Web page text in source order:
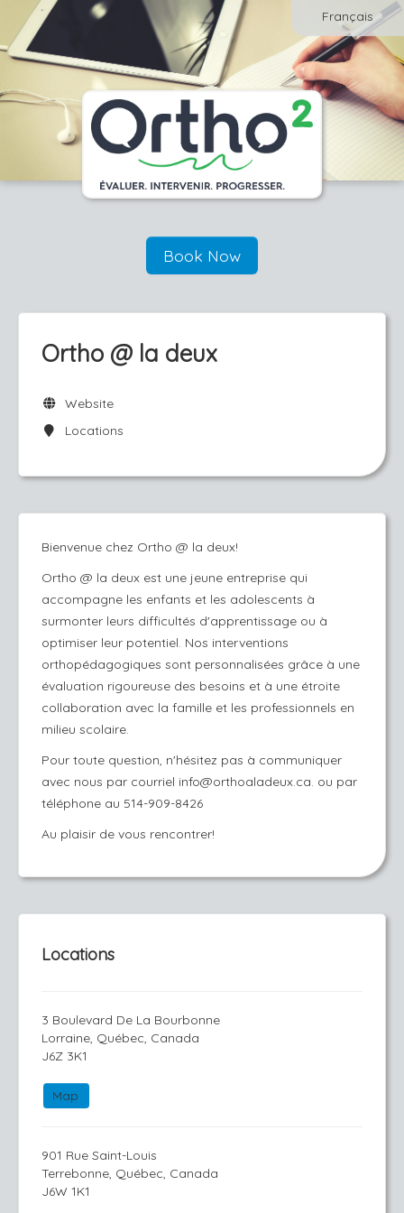
Français
Book Now
Ortho @ la deux
Website
Locations
Bienvenue chez Ortho @ la deux!
Ortho @ la deux est une jeune entreprise qui
accompagne les enfants et les adolescents à
surmonter leurs difficultés d'apprentissage ou à
optimiser leur potentiel. Nos interventions
orthopédagogiques sont personnalisées grâce à une
évaluation rigoureuse des besoins et à une étroite
collaboration avec la famille et les professionnels en
milieu scolaire.
Pour toute question, n'hésitez pas à communiquer
avec nous par courriel info@orthoaladeux.ca. ou par
téléphone au 514-909-8426
Au plaisir de vous rencontrer!
Locations
3 Boulevard De La Bourbonne
Lorraine, Québec, Canada
J6Z 3K1
Map
901 Rue Saint-Louis
Terrebonne, Québec, Canada
J6W 1K1